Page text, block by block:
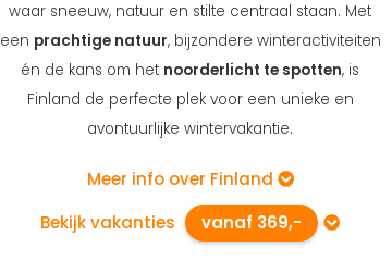
waar sneeuw, natuur en stilte centraal staan. Met
een prachtige natuur, bijzondere winteractiviteiten
én de kans om het noorderlicht te spotten, is
Finland de perfecte plek voor een unieke en
avontuurlijke wintervakantie.
Meer info over Finland
Bekijk vakanties
vanaf 369,-